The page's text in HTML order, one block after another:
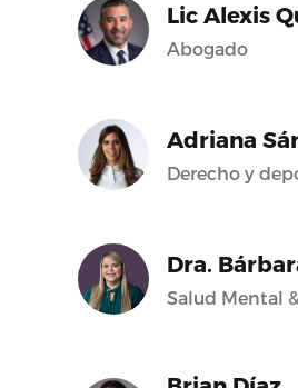
Lic Alexis
Abogado
Adriana
Derecho y
Dra.
Salud Mental